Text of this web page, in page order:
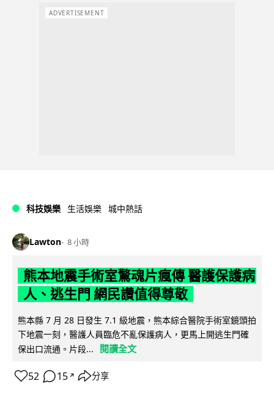
ADVERTISEMENT
科技娛樂 生活娛樂 城中熱話
Lawton 8 小時
熊本地震手術室驚魂片瘋傳 醫護保護病
人、逃生門 網民讚值得尊敬
熊本縣 7 月 28 日發生 7.1 級地震，熊本綜合醫院手術室鏡頭拍
下地震一刻，醫護人員臨危不亂保護病人，更馬上開逃生門確
保出口流通。片段...
閱讀全文
52 15 ↗ 分享